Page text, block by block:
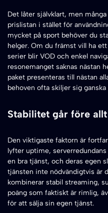
Det låter självklart, men
prislistan i stället för
mycket på sport behöver du
helger. Om du främst vill ha
serier blir VOD och enkel
resonemanget saknas nästan
paket presenteras till nästan
behoven ofta skiljer sig
Stabilitet går före
Den viktigaste faktorn är
lyfter uptime,
en bra tjänst, och deras egen
tjänsten inte nödvändigtvis är
kombinerar stabil streaming,
poäng som faktiskt är rimlig,
för att sälja sin egen tjänst.